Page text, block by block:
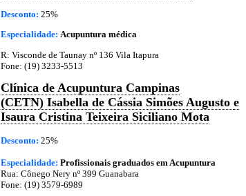
Desconto: 25%
Especialidade: Acupuntura médica
R: Visconde de Taunay nº 136 Vila Itapura
Fone: (19) 3233-5513
Clínica de Acupuntura Campinas
(CETN) Isabella de Cássia Simões Augusto e
Isaura Cristina Teixeira Siciliano Mota
Desconto: 25%
Especialidade: Profissionais graduados em Acupuntura
Rua: Cônego Nery nº 399 Guanabara
Fone: (19) 3579-6989